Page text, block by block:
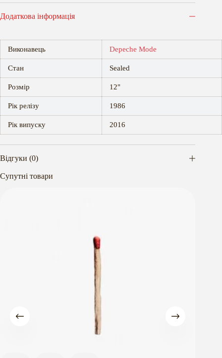
Додаткова інформація
Виконавець Depeche Mode
Стан Sealed
Розмір 12"
Рік релізу 1986
Рік випуску 2016
Відгуки (0)
Супутні товари